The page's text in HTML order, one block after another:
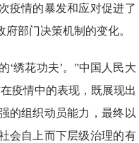
疫情的暴发和应对促进了
部门决策机制的变化。
‘绣花功夫’。”中国人民大
疫情中的表现，既展现出
的组织动员能力，最终以
会自上而下层级治理的有